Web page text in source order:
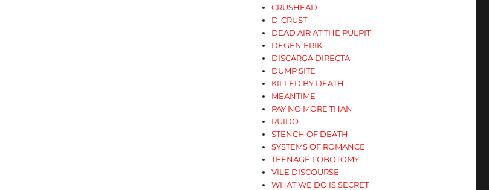
CRUSHEAD
D-CRUST
DEAD AIR AT THE PULPIT
DEGEN ERIK
DISCARGA DIRECTA
DUMP SITE
KILLED BY DEATH
MEANTIME
PAY NO MORE THAN
RUIDO
STENCH OF DEATH
SYSTEMS OF ROMANCE
TEENAGE LOBOTOMY
VILE DISCOURSE
WHAT WE DO IS SECRET